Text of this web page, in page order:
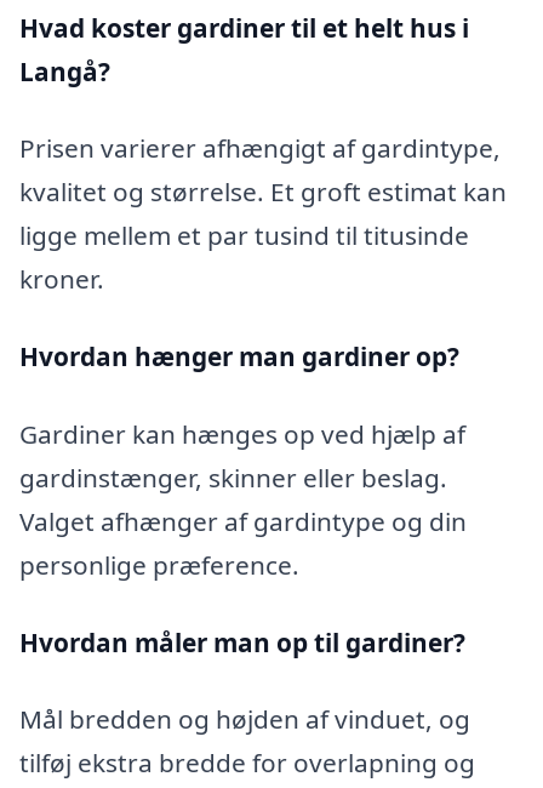
Hvad koster gardiner til et helt hus i
Langå?
Prisen varierer afhængigt af gardintype,
kvalitet og størrelse. Et groft estimat kan
ligge mellem et par tusind til titusinde
kroner.
Hvordan hænger man gardiner op?
Gardiner kan hænges op ved hjælp af
gardinstænger, skinner eller beslag.
Valget afhænger af gardintype og din
personlige præference.
Hvordan måler man op til gardiner?
Mål bredden og højden af vinduet, og
tilføj ekstra bredde for overlapning og